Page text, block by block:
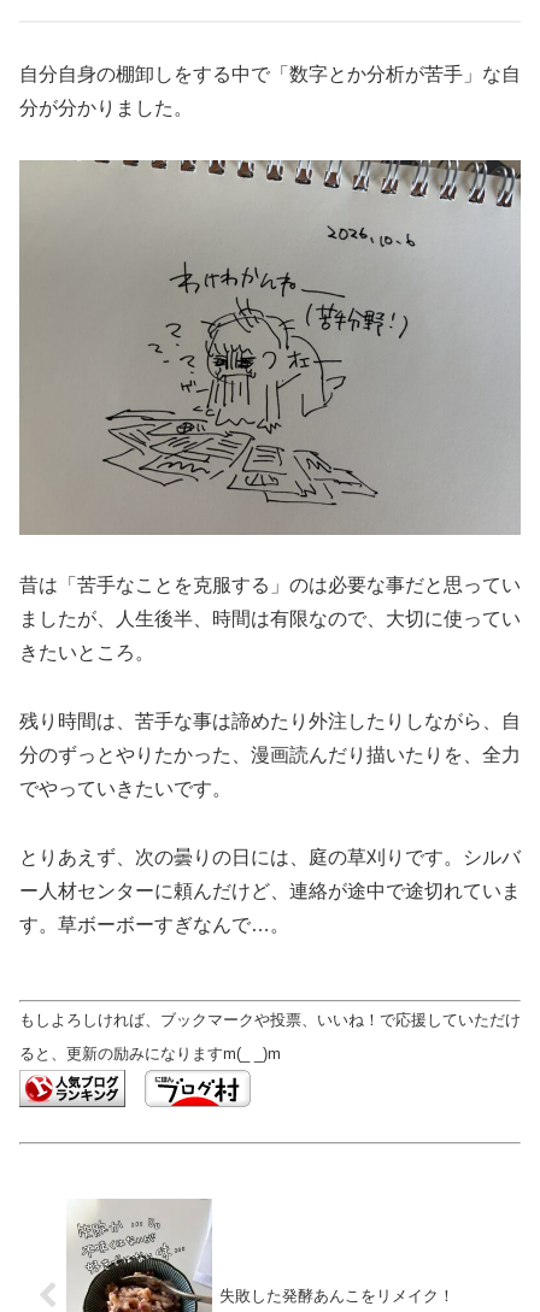
自分自身の棚卸しをする中で「数字とか分析が苦手」な自
分が分かりました。
昔は「苦手なことを克服する」のは必要な事だと思ってい
ましたが、人生後半、時間は有限なので、大切に使ってい
きたいところ。
残り時間は、苦手な事は諦めたり外注したりしながら、自
分のずっとやりたかった、漫画読んだり描いたりを、全力
でやっていきたいです。
とりあえず、次の曇りの日には、庭の草刈りです。シルバ
ー人材センターに頼んだけど、連絡が途中で途切れていま
す。草ボーボーすぎなんで…。
もしよろしければ、ブックマークや投票、いいね！で応援していただけ
ると、更新の励みになりますm(_ _)m
失敗した発酵あんこをリメイク！